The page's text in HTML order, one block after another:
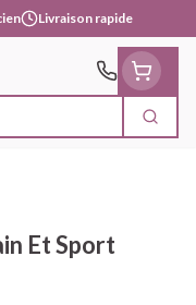
Livraison rapide
Et Sport